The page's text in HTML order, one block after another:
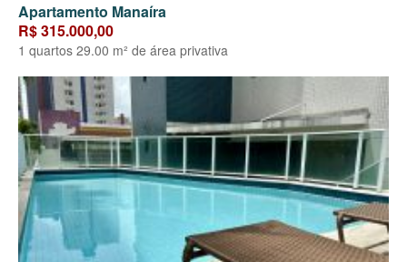
Apartamento Manaíra
R$ 315.000,00
1 quartos 29.00 m² de área privativa